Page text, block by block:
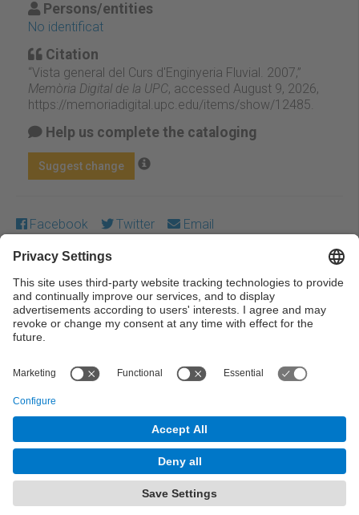
Persons/entities
No identificat
Citation
“Vista general del Curs d'Enginyeria Fluvial. 2007,”
Memòria Digital de la UPC, accessed August 9, 2026,
https://memoriadigital.upc.edu/items/show/12485.
Help us complete the cataloging
Suggest change
Facebook Twitter Email
Except where otherwise noted, content on this work is
licensed under a Creative Commons license:Attribution-
NonCommercial-NoDerivs 3.0 Spain
© UPC Universitat Politècnica de Catalunya ·
BarcelonaTech